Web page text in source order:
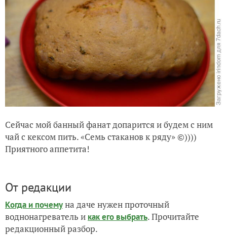
Сейчас мой банный фанат допарится и будем с ним
чай с кексом пить. «Семь стаканов к ряду» ©))))
Приятного аппетита!
От редакции
Когда и почемуна даче нужен проточный
воднонагреватель и как его выбрать. Прочитайте
редакционный разбор.